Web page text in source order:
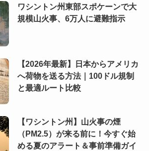
ワシントン州東部スポケーンで大
規模山火事、6万人に避難指示
【2026年最新】日本からアメリカ
へ荷物を送る方法｜100ドル規制
と最適ルート比較
【ワシントン州】山火事の煙
（PM2.5）が来る前に！今すぐ始
める夏のアラート＆事前準備ガイ